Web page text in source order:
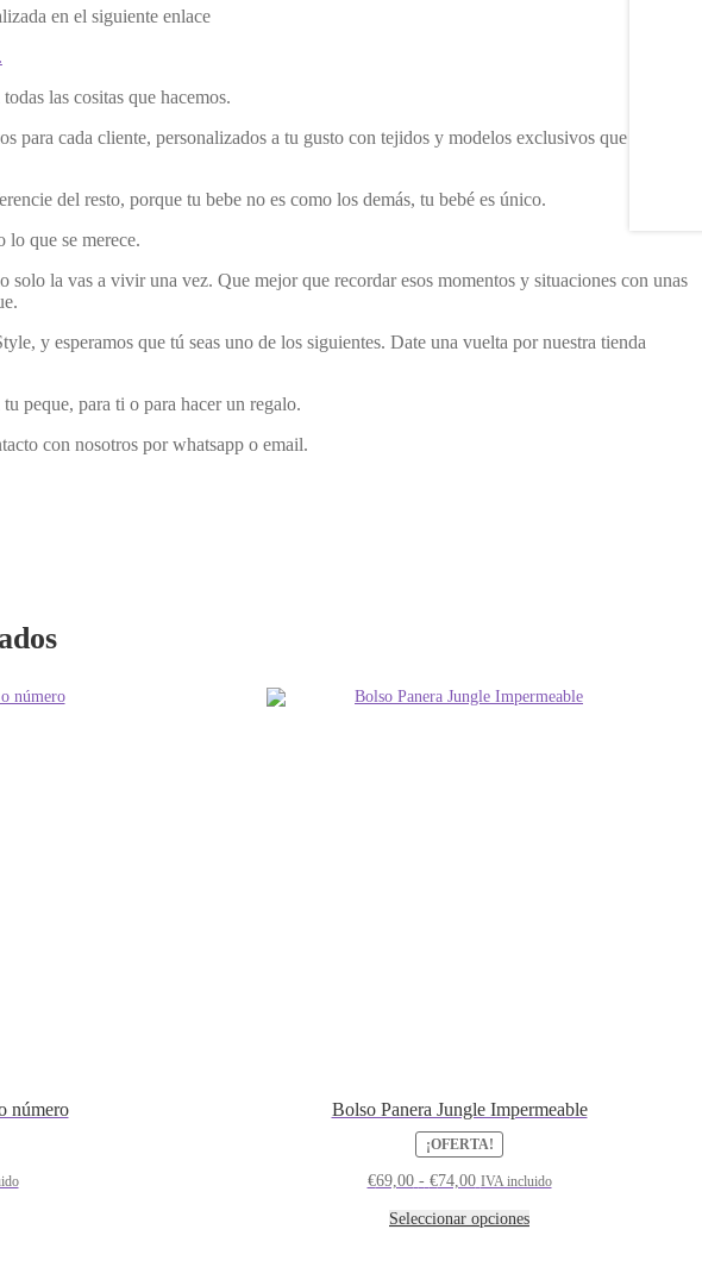
en el siguiente enlace
las cositas que hacemos.
para cada cliente, personalizados a tu gusto con tejidos y modelos exclusivos que no
del resto, porque tu bebe no es como los demás, tu bebé es único.
lo que se merece.
solo la vas a vivir una vez. Que mejor que recordar esos momentos y situaciones con unas
y esperamos que tú seas uno de los siguientes. Date una vuelta por nuestra tienda
peque, para ti o para hacer un regalo.
con nosotros por whatsapp o email.
número Bolso Panera Jungle Impermeable
¡OFERTA!
€69,00 - €74,00Rango
precios:
IVA incluido
Seleccionar opcionesEste